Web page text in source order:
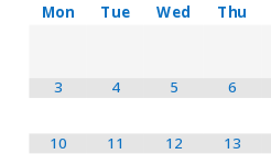
Mon Tue Wed Thu
3 4 5 6
10 11 12 13